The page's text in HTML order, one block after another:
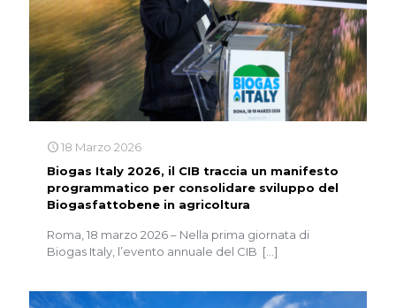
18 Marzo 2026
Biogas Italy 2026, il CIB traccia un manifesto
programmatico per consolidare sviluppo del
Biogasfattobene in agricoltura
Roma, 18 marzo 2026 – Nella prima giornata di
Biogas Italy, l’evento annuale del CIB […]